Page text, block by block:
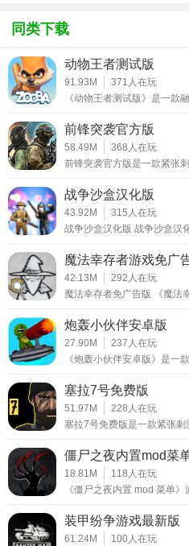
家的操作技巧和团队协作有一
在。总的来说，未来之役最新
技类手机游戏。
同类下载
动物王者测试版
91.93M 371 人在玩
《动物王者测试版》是一款
前锋突袭官方版
58.49M 368 人在玩
前锋突袭官方版是一款紧张
战争沙盒汉化版
43.92M 315 人在玩
战争沙盒汉化版 战争
魔法幸存者游戏免广
42.13M 292 人在玩
魔法幸存者免
炮轰小伙伴安卓版
27.90M 237 人在玩
《炮轰小伙伴安卓版》是一
塞拉7号免费版
51.97M 228 人在玩
塞拉7号免费版是一款紧张刺
僵尸之夜内置mod菜
18.81M 118 人在玩
《僵尸之夜内置 mod 菜单》
装甲纷争游戏最新版
61.24M 100人在玩